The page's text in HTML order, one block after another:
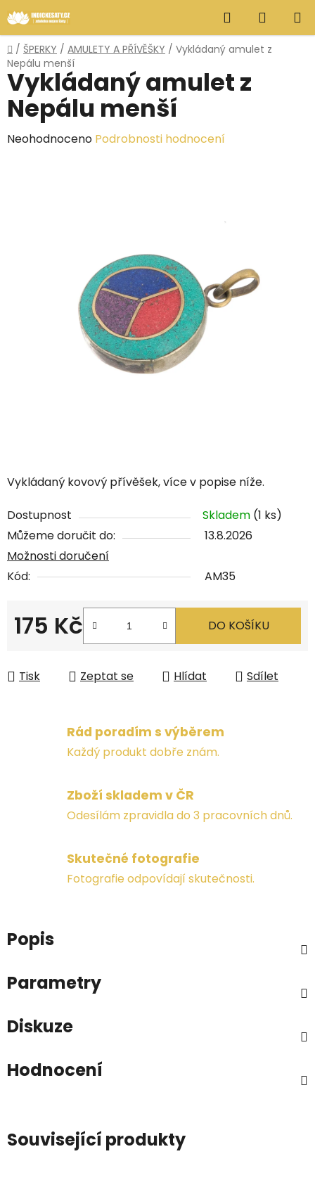
na
obsah
Hledat
KOŠÍK
Domů
/ ŠPERKY / AMULETY A PŘÍVĚŠKY / Vykládaný amulet z
Nepálu menší
Vykládaný kovový přívěšek, více v popise níže.
Dostupnost Skladem (1 ks)
Můžeme doručit do:
13.8.2026
Možnosti doručení
Kód:
AM35
175 Kč DO KOŠÍKU
Tisk Zeptat se Hlídat Sdílet
Vykládaný amulet z
Nepálu menší
Průměrné
Neohodnoceno Podrobnosti hodnocení
Rád poradím s výběrem
Každý produkt dobře znám.
Zboží skladem v ČR
Odesílám zpravidla do 3 pracovních dnů.
Skutečné fotografie
Fotografie odpovídají skutečnosti.
Popis
Parametry
Diskuze
Hodnocení
Související produkty